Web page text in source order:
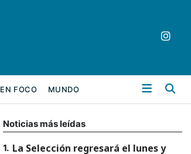
EN FOCO MUNDO
Noticias más leídas
1. La Selección regresará el lunes y